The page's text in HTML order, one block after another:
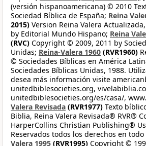
(versión hispanoamericana) © 2010
Sociedad Bíblica de España; Reina
2015) Version Reina Valera
by Editorial Mundo Hispano; Reina
(RVC) Copyright © 2009, 2011 by
Unidas; Reina-Valera 1960 (RVR1960)
© Sociedades Bíblicas en América
Sociedades Bíblicas Unidas, 1988.
desea más información visite
unitedbiblesocieties.org,
unitedbiblesocieties.org/es/casa/,
Valera Revisada (RVR1977) Texto
Biblia, Reina Valera Revisada® RVR®
HarperCollins Christian Publishing®
Reservados todos los derechos en
Valera 1995 (RVR1995) Copyright ©